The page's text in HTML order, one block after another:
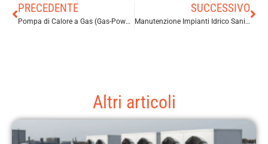
PRECEDENTE
Pompa di Calore a Gas (Gas-Powered Heat Pumps)
SUCCESSIVO
Manutenzione Impianti Idrico Sanitari Industriali
Altri articoli